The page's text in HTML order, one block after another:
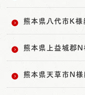
熊本県八代市K様
熊本県上益城郡N
熊本県天草市N様